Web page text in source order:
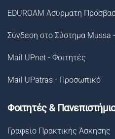
EDUROAM Ασύρματη
Σύνδεση στο Σύστημα Μussa
Mail UPnet - Φοιτητές
Mail UPatras - Προσωπικό
Φοιτητές &
Γραφείο Πρακτικής Άσκησης